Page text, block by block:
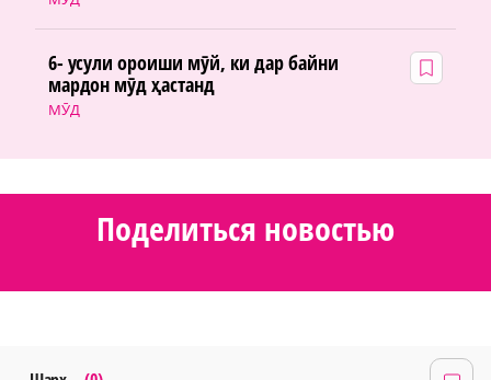
МӮД
6- усули ороиши мӯй, ки дар байни
мардон мӯд ҳастанд
Поделиться новостью